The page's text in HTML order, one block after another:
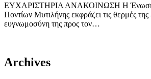
ΕΥΧΑΡΙΣΤΗΡΙΑ ΑΝΑΚΟΙΝΩΣΗ Η Ένωση
Ποντίων Μυτιλήνης εκφράζει τις θερμές της
ευγνωμοσύνη της προς τον…
Archives